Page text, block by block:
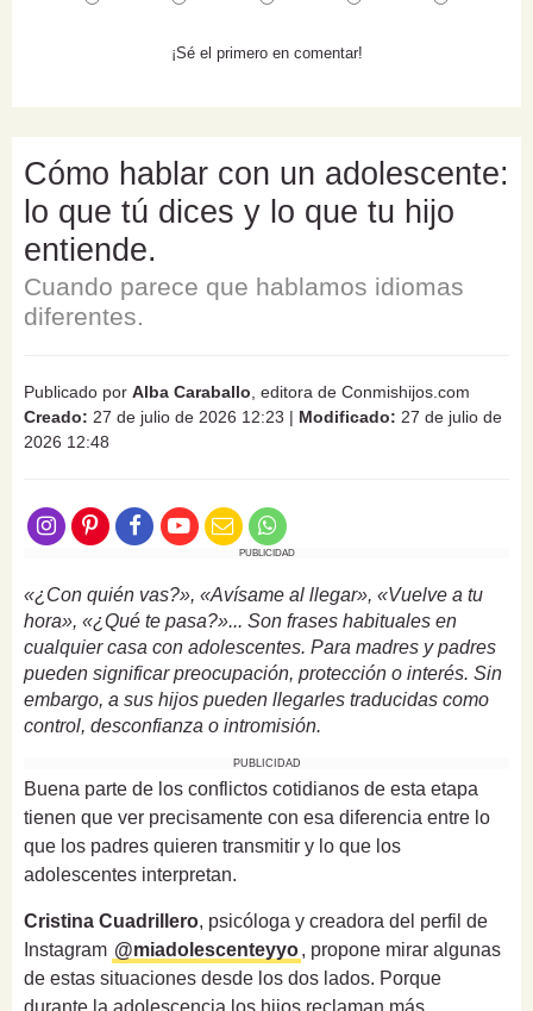
¡Sé el primero en comentar!
Cómo hablar con un adolescente:
lo que tú dices y lo que tu hijo
entiende.
Cuando parece que hablamos idiomas
diferentes.
Publicado por Alba Caraballo , editora de Conmishijos.com
Creado: 27 de julio de 2026 12:23 | Modificado: 27 de julio de
2026 12:48
PUBLICIDAD
«¿Con quién vas?», «Avísame al llegar», «Vuelve a tu
hora», «¿Qué te pasa?»... Son frases habituales en
cualquier casa con adolescentes. Para madres y padres
pueden significar preocupación, protección o interés. Sin
embargo, a sus hijos pueden llegarles traducidas como
control, desconfianza o intromisión.
PUBLICIDAD
Buena parte de los conflictos cotidianos de esta etapa
tienen que ver precisamente con esa diferencia entre lo
que los padres quieren transmitir y lo que los
adolescentes interpretan.
Cristina Cuadrillero, psicóloga y creadora del perfil de
Instagram @miadolescenteyyo, propone mirar algunas
de estas situaciones desde los dos lados. Porque
durante la adolescencia los hijos reclaman más